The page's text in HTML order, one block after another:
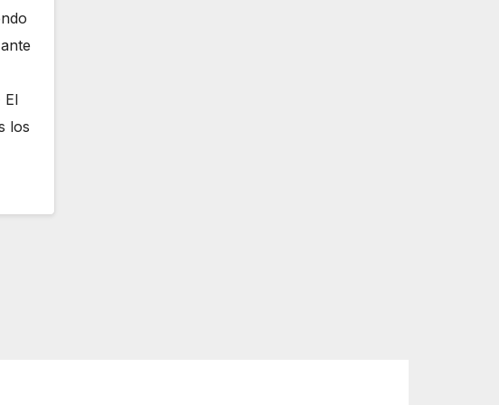
El
los